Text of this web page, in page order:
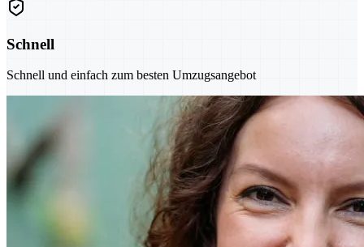
Schnell
Schnell und einfach zum besten Umzugsangebot